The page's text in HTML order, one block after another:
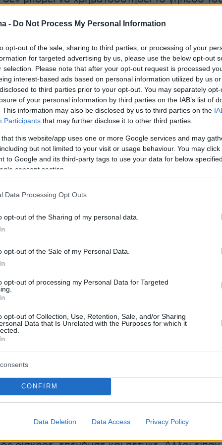
- Do Not Process My Personal Information
opt-out of the sale, sharing to third parties, or processing of your
for targeted advertising by us, please use the below opt-out
selection. Please note that after your opt-out request is processed
interest-based ads based on personal information utilized by us
to third parties prior to your opt-out. You may separately
of your personal information by third parties on the IAB’s list of
This information may also be disclosed by us to third parties on the
Participants that may further disclose it to other third parties.
that this website/app uses one or more Google services and may
but not limited to your visit or usage behaviour. You may
to Google and its third-party tags to use your data for below
consent section.
Data Processing Opt Outs
opt-out of the Sharing of my personal data.
opt-out of the Sale of my Personal Data.
opt-out of processing my Personal Data for Targeted
opt-out of Collection, Use, Retention, Sale, and/or Sharing
Data that Is Unrelated with the Purposes for which it
CONFIRM
Data Deletion Data Access Privacy Policy
γύρω-γύρω που θα πληρώσει το
Βγάζεις τα λεφτάκια σου από την τσέπη,
το φτιάχνεις. Δεν καταλαβαίνω πως αυτό
με μια ολόκληρη ανάπτυξη του Πειραιά στην
δεν είναι κανένας αντίθετος. Όλοι οι
θα θέλαμε να δούμε τον Πειραιά να
ωραία ζώνη όπως αναφέρθηκε. Αλλά αυτό που
δεν μπορεί να γίνει το γήπεδο; Κάτι μάλλον
δεν ξέρω τι να πω, είμαι άφωνος. Ο
παρέλαβε ένα γήπεδο σε κατάσταση 'ο
με το σύνολο να φτάνει τα 23
μπορεί και τα 24 και κάποιος το θεωρεί
κι εσείς, όποιοι είστε, 25 εκατομμύρια
σας, πληρώστε, φτιάξτε το γήπεδό σας για
εσείς τα ανάλογα έσοδα. Το επιχειρείν έτσι
κι αν είσαι καλός στις επιχειρήσεις σου
εκατοντάδες εκατομμύρια χρέη, λέω
έρχονται τα έσοδα. Δεν καταλαβαίνω.
προτάθηκε από υψηλόβαθμο στέλεχος
στην πρώτη της θητεία, τώρα δεν είναι
οι ίδιοι όροι. Οι ακριβώς ίδιοι όροι.
που δεν παίρνει τοΣΕΦ; Γιατί υπάρχει η
Γιατί δεν έχει παραχωρηθεί; Η διάθεση της